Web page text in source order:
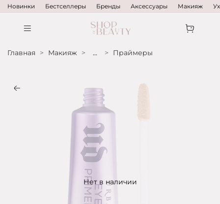
Новинки Бестселлеры Бренды Аксессуары Макияж
Главная Макияж ... Праймеры
Нет в наличии